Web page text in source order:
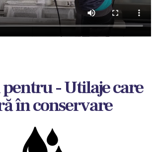
- Utilaje care
în conservare